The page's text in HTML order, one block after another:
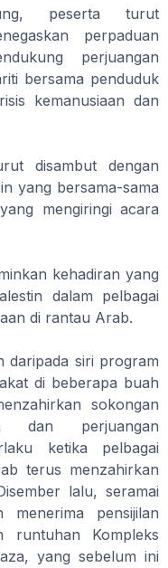
peserta turut
perpaduan
perjuangan
bersama penduduk
kemanusiaan dan
disambut dengan
yang bersama-sama
mengiringi acara
kehadiran yang
dalam pelbagai
di rantau Arab.
daripada siri program
di beberapa buah
sokongan
dan perjuangan
ketika pelbagai
terus menzahirkan
lalu, seramai
pensijilan
runtuhan Kompleks
yang sebelum ini